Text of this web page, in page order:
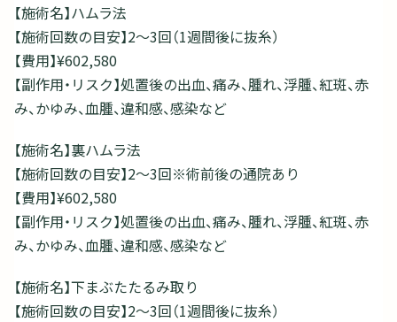
【施術名】ハムラ法
【施術回数の目安】2～3回（1週間後に抜糸）
【費用】¥602,580
【副作用・リスク】処置後の出血、痛み、腫れ、浮腫、紅斑、赤
み、かゆみ、血腫、違和感、感染など
【施術名】裏ハムラ法
【施術回数の目安】2～3回※術前後の通院あり
【費用】¥602,580
【副作用・リスク】処置後の出血、痛み、腫れ、浮腫、紅斑、赤
み、かゆみ、血腫、違和感、感染など
【施術名】下まぶたたるみ取り
【施術回数の目安】2～3回（1週間後に抜糸）